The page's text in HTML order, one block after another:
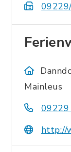
Mainleus
09229
http://